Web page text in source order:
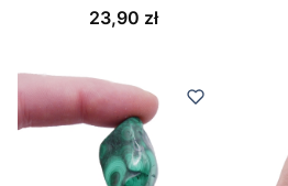
Cena
23,90 zł